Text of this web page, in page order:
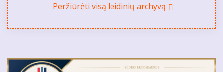
Peržiūrėti visą leidinių archyvą